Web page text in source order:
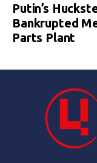
Putin’s
Bankrupted
Parts Plant